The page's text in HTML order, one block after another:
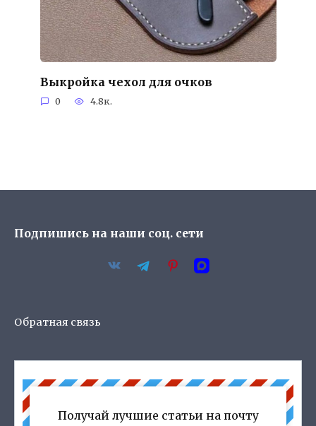
Выкройка чехол для очков
0 4.8к.
Подпишись на наши соц. сети
Обратная связь
Получай лучшие статьи на почту